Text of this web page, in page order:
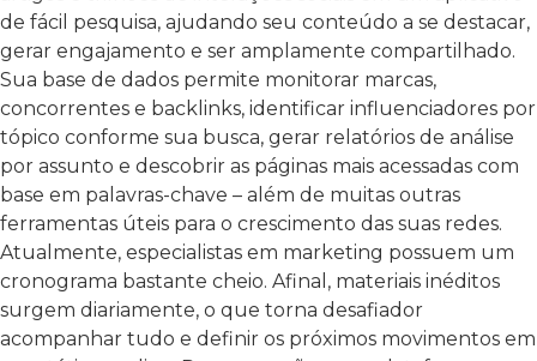
de fácil pesquisa, ajudando seu conteúdo a se destacar,
gerar engajamento e ser amplamente compartilhado.
Sua base de dados permite monitorar marcas,
concorrentes e backlinks, identificar influenciadores por
tópico conforme sua busca, gerar relatórios de análise
por assunto e descobrir as páginas mais acessadas com
base em palavras-chave – além de muitas outras
ferramentas úteis para o crescimento das suas redes.
Atualmente, especialistas em marketing possuem um
cronograma bastante cheio. Afinal, materiais inéditos
surgem diariamente, o que torna desafiador
acompanhar tudo e definir os próximos movimentos em